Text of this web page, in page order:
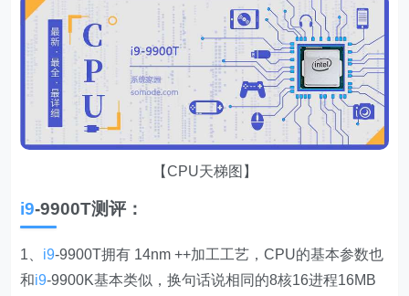
【CPU天梯图】
i9-9900T测评：
1、 i9-9900T拥有 14nm ++加工工艺，CPU的基本参数也
和i9-9900K基本类似，换句话说相同的8核16进程16MB